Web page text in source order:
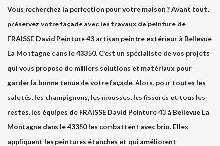
Vous recherchez la perfection pour votre maison ? Avant tout,
préservez votre façade avec les travaux de peinture de
FRAISSE David Peinture 43 artisan peintre extérieur à Bellevue
La Montagne dans le 43350. C’est un spécialiste de vos projets
qui vous propose de milliers solutions et matériaux pour
garder la bonne tenue de votre façade. Alors, pour toutes les
saletés, les champignons, les mousses, les fissures et tous les
restes, les équipes de FRAISSE David Peinture 43 à Bellevue La
Montagne dans le 43350 les combattent avec brio. Elles
appliquent les peintures étanches et qui améliorent